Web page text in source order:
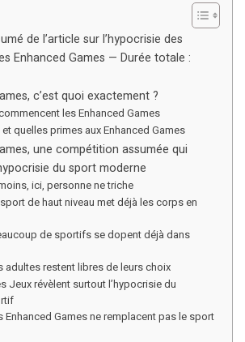
de l’article sur l’hypocrisie des
Enhanced Games — Durée totale :
c’est quoi exactement ?
les Enhanced Games
quelles primes aux Enhanced Games
une compétition assumée qui
du sport moderne
ici, personne ne triche
de haut niveau met déjà les corps en
de sportifs se dopent déjà dans
adultes restent libres de leurs choix
Jeux révèlent surtout l’hypocrisie du
Enhanced Games ne remplacent pas le sport